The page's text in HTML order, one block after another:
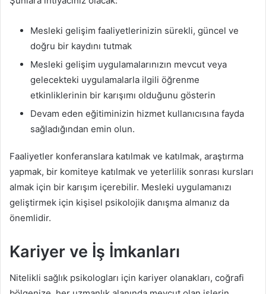
Mesleki gelişim faaliyetlerinizin sürekli, güncel ve
doğru bir kaydını tutmak
Mesleki gelişim uygulamalarınızın mevcut veya
gelecekteki uygulamalarla ilgili öğrenme
etkinliklerinin bir karışımı olduğunu gösterin
Devam eden eğitiminizin hizmet kullanıcısına fayda
sağladığından emin olun.
Faaliyetler konferanslara katılmak ve katılmak, araştırma
yapmak, bir komiteye katılmak ve yeterlilik sonrası kursları
almak için bir karışım içerebilir. Mesleki uygulamanızı
geliştirmek için kişisel psikolojik danışma almanız da
önemlidir.
Kariyer ve İş İmkanları
Nitelikli sağlık psikologları için kariyer olanakları, coğrafi